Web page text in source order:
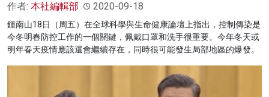
作者: 本社編輯部 2020-09-18
鍾南山18日（周五）在全球科學與生命健康論壇上指出，控制傳染是
今冬明春防控工作的一個關鍵，佩戴口罩和洗手很重要。今年冬天或
明年春天疫情應該還會繼續存在，同時很可能發生局部地區的爆發。